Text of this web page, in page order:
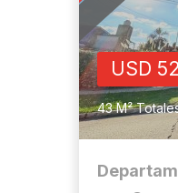
USD
43 M²